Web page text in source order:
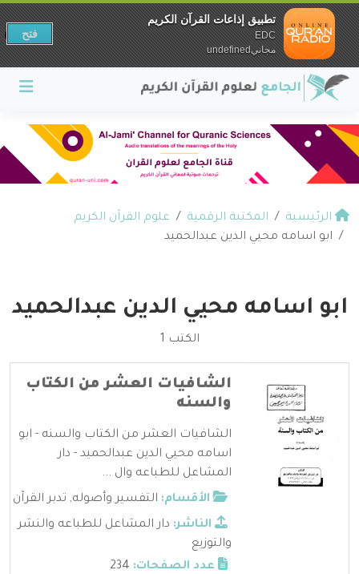
الرئيسية المكتبة الرقمية
علوم القرآن الكريم
ابو اسامه محيي الدين عبدالحميد
ابو اسامه محيي الدين عبدالحميد
الكتب 1
الشافيات العشر من الكتاب
والسنه
الشافيات العشر من الكتاب والسنه - ابو
اسامه محيي الدين عبدالحميد - دار
المشاعل للطباعه وال ...
الأقسام: التفسير وأصوله, تدبر القرآن
الناشر: دار المشاعل للطباعه والنشر
والتوزيع
عدد الصفحات:
تطبيق إذاعات القرآن الكريم
EDC
مجانيundefined
فتح